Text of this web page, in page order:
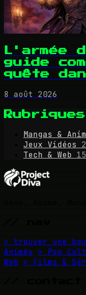
L'armée
guide
quête
8 août 2026
Rubriques
Mangas &
Jeux Vidéos
Tech & Web
> trouver une
Animés
> Pop
Web > Films &